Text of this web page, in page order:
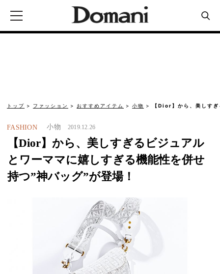
トップ ファッション おすすめアイテム 小物 【Dior】から、美しす
FASHION 小物 2019.12.26
【Dior】から、美しすぎるビジュアル
とワーママに嬉しすぎる機能性を併せ
持つ”神バッグ”が登場！